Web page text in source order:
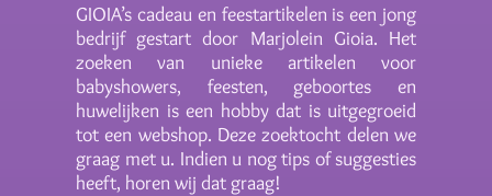
GIOIA’s cadeau en feestartikelen is een jong
bedrijf gestart door Marjolein Gioia. Het
zoeken van unieke artikelen voor
babyshowers, feesten, geboortes en
huwelijken is een hobby dat is uitgegroeid
tot een webshop. Deze zoektocht delen we
graag met u. Indien u nog tips of suggesties
heeft, horen wij dat graag!